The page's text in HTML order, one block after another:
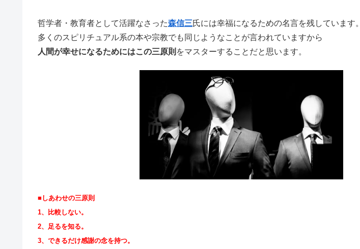
哲学者・教育者として活躍なさった森信三氏には幸福になるための名言を残しています。
多くのスピリチュアル系の本や宗教でも同じようなことが言われていますから
人間が幸せになるためにはこの三原則 をマスターすることだと思います。
■しあわせの三原則
1、比較しない。
2、足るを知る。
3、できるだけ感謝の念を持つ。